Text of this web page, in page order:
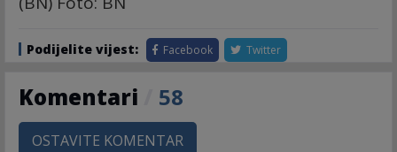
Podijelite vijest: Facebook Twitter
Komentari 58
OSTAVITE KOMENTAR